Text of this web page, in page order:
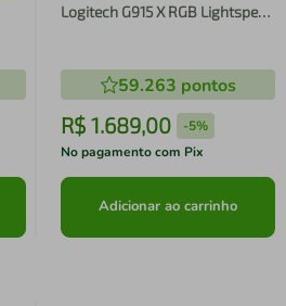
Logitech G915 X RGB Lightspeed
59.263 pontos
R$ 1.689,00 -5%
No pagamento com Pix
Adicionar ao carrinho